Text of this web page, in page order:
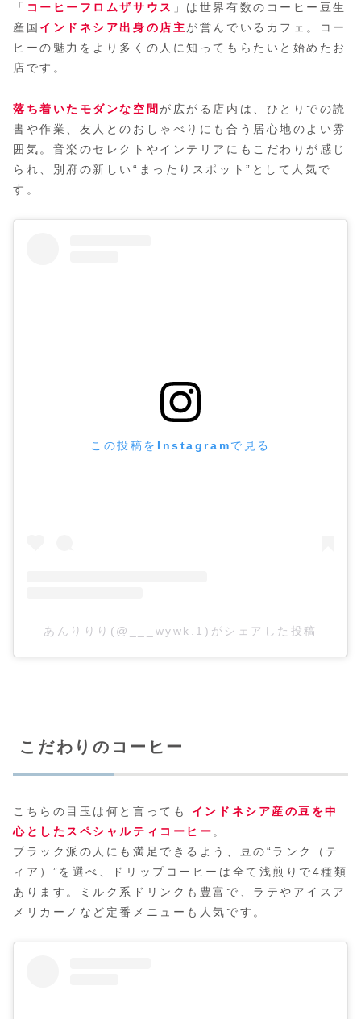
「 コーヒーフロムザサウス 」は世界有数のコーヒー豆生
産国 インドネシア出身の店主が営んでいるカフェ。コー
ヒーの魅力をより多くの人に知ってもらたいと始めたお
店です。
落ち着いたモダンな空間が広がる店内は、ひとりでの読
書や作業、友人とのおしゃべりにも合う居心地のよい雰
囲気。音楽のセレクトやインテリアにもこだわりが感じ
られ、別府の新しい“まったりスポット”として人気で
す。
この投稿をInstagramで見る
あんりりり(@___wywk.1)がシェアした投稿
こだわりのコーヒー
こちらの目玉は何と言っても インドネシア産の豆 を中
心としたスペシャルティコーヒー。
ブラック派の人にも満足できるよう、豆の“ランク（テ
ィア）”を選べ、ドリップコーヒーは全て浅煎りで4種類
あります。ミルク系ドリンクも豊富で、ラテやアイスア
メリカーノなど定番メニューも人気です。